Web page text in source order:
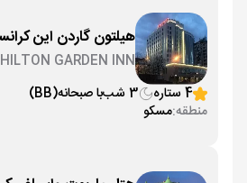
هیلتون گاردن این
HILTON GARDEN INN
4 ستاره 3 شب با صبحانه(BB)
منطقه:مسکو